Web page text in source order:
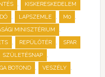
, KISKERESKEDELEM
, LAPSZEMLE , M0 ,
MINISZTÉRIUM ,
, REPÜLŐTÉR , SPAR
SZÜLETÉSNAP ,
BOTOND , VESZÉLY ,